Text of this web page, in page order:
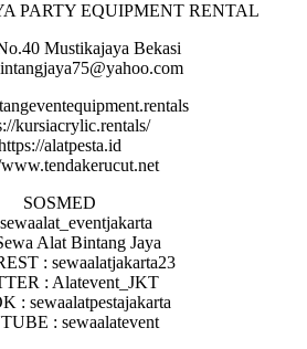
PARTY EQUIPMENT RENTAL
Mustikajaya Bekasi
kursiacrylic.rentals/
alatpesta.id
SOSMED
Alat Bintang Jaya
: sewaalatjakarta23
: Alatevent_JKT
: sewaalatpestajakarta
: sewaalatevent